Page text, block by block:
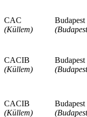
CAC
(Küllem)
Budapest
CACIB
(Küllem)
Budapest
CACIB
(Küllem)
Budapest